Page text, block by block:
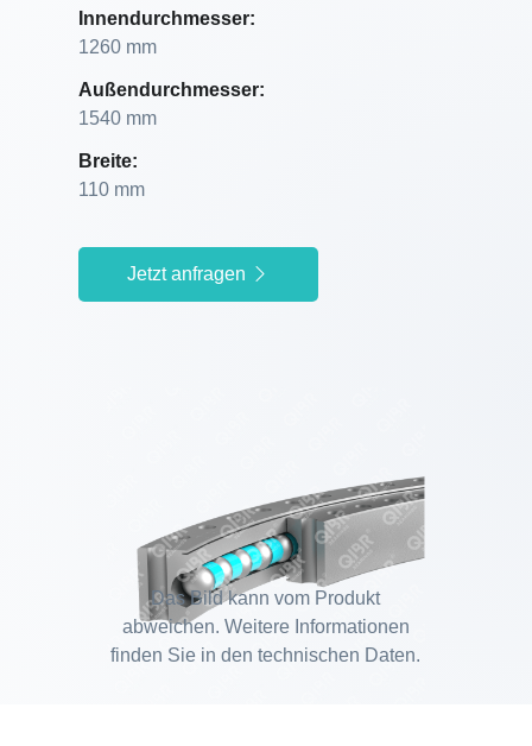
Innendurchmesser:
1260 mm
Außendurchmesser:
1540 mm
Breite:
110 mm
Jetzt anfragen
Das Bild kann vom Produkt
abweichen. Weitere Informationen
finden Sie in den technischen Daten.